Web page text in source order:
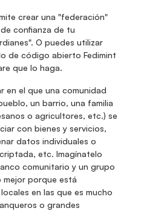
crear una "federación"
confianza de tu
O puedes utilizar
de código abierto Fedimint
que lo haga.
en el que una comunidad
un barrio, una familia
o agricultores, etc.) se
con bienes y servicios,
datos individuales o
etc. Imagínatelo
comunitario y un grupo
mejor porque está
en las que es mucho
o grandes